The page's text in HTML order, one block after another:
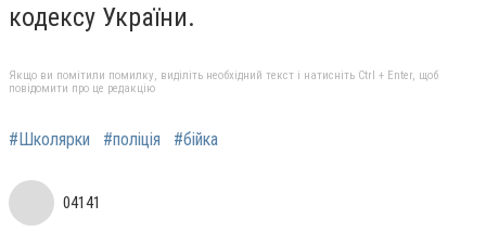
кодексу України.
Якщо ви помітили помилку, виділіть необхідний текст і натисніть Ctrl + Enter, щоб
повідомити про це редакцію
#Школярки #поліція #бійка
04141